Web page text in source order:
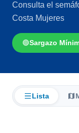
Consulta el
Costa Mujeres
🟢Sargazo
Lista